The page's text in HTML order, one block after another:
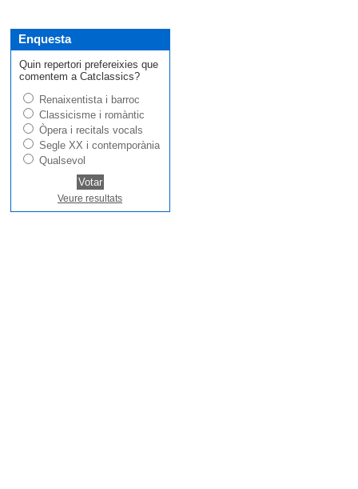
Enquesta
Quin repertori prefereixies que
comentem a Catclassics?
Renaixentista i barroc
Classicisme i romàntic
Òpera i recitals vocals
Segle XX i contemporània
Qualsevol
Veure resultats